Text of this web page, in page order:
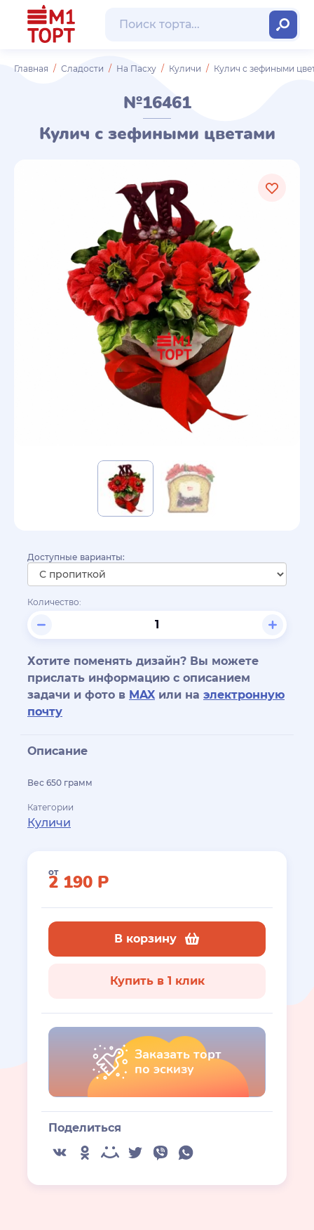
Главная Сладости На Пасху Куличи Кулич с зефиными
№16461
Кулич с зефиными цветами
Доступные варианты:
Количество:
Хотите поменять дизайн? Вы можете
прислать информацию с описанием
задачи и фото в MAX или на электронную
почту
Описание
Вес 650 грамм
Категории
Куличи
от
2 190 Р
В корзину
Купить в 1 клик
Заказать торт
по эскизу
Поделиться